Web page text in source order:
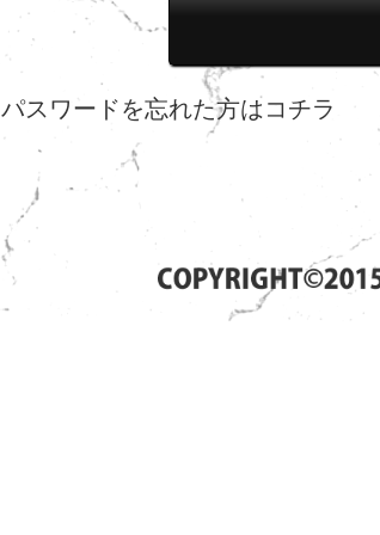
パスワードを忘れた方はコチラ